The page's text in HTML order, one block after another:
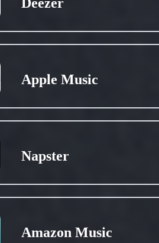
Apple Music
Napster
Amazon Music